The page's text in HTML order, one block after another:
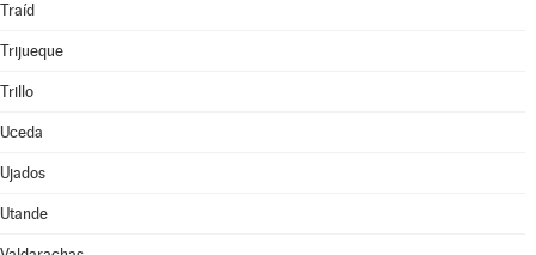
Traíd
Trijueque
Trillo
Uceda
Ujados
Utande